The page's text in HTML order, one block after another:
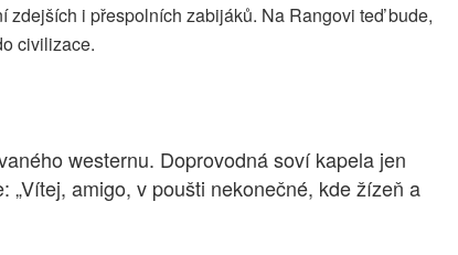
zdejších i přespolních zabijáků. Na Rangovi teď bude,
civilizace.
westernu. Doprovodná soví kapela jen
amigo, v poušti nekonečné, kde žízeň a